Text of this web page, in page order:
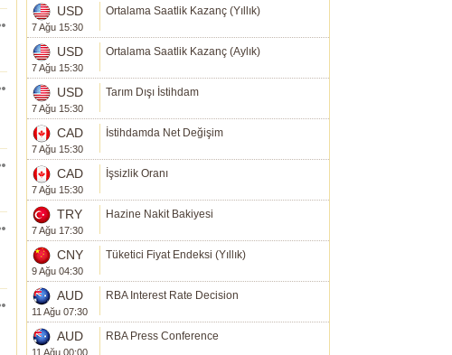
USD
7 Ağu 15:30
Ortalama Saatlik Kazanç (Yıllık)
USD
7 Ağu 15:30
Ortalama Saatlik Kazanç (Aylık)
USD
7 Ağu 15:30
Tarım Dışı İstihdam
CAD
7 Ağu 15:30
İstihdamda Net Değişim
CAD
7 Ağu 15:30
İşsizlik Oranı
TRY
7 Ağu 17:30
Hazine Nakit Bakiyesi
CNY
9 Ağu 04:30
Tüketici Fiyat Endeksi (Yıllık)
AUD
11 Ağu 07:30
RBA Interest Rate Decision
AUD
11 Ağu 00:00
RBA Press Conference